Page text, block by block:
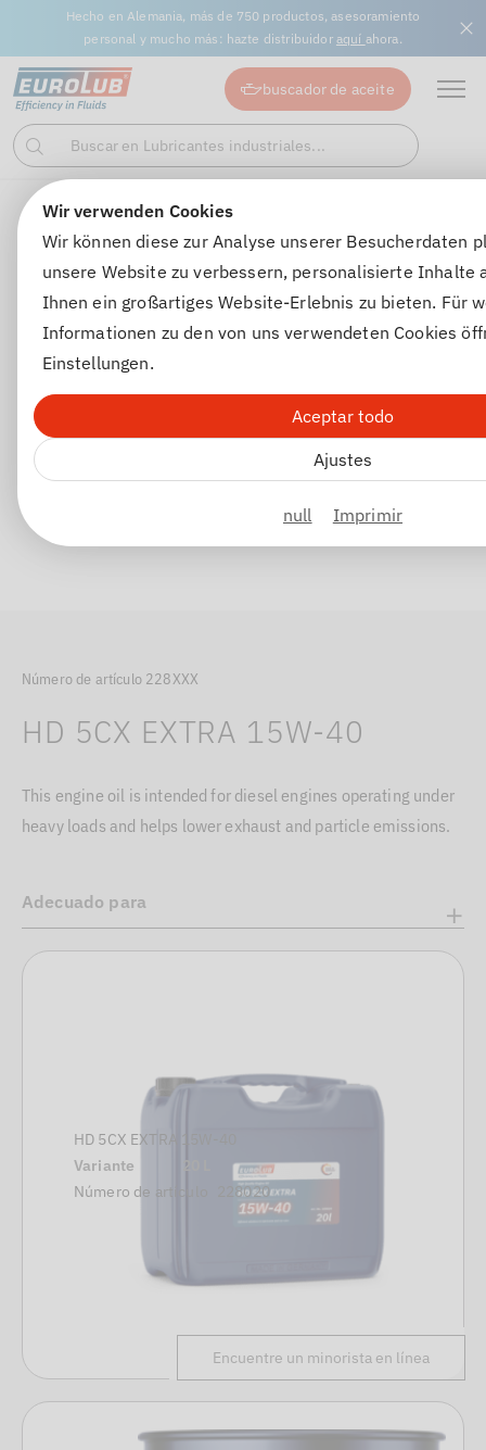
Wir verwenden Cookies
Wir können diese zur Analyse unserer Besucherdaten
unsere Website zu verbessern, personalisierte Inhalte
Ihnen ein großartiges Website-Erlebnis zu bieten. Für
Informationen zu den von uns verwendeten Cookies
Einstellungen.
Aceptar todo
Ajustes
null Imprimir
Hecho en Alemania, más de 750 productos, asesoramiento
personal y mucho más: hazte distribuidor aquí ahora.
buscador de aceite
Buscar
en
Buscar en Lubricantes industriales...
Aceites de motor Aceites de motor para vehículos
Número de artículo 228XXX
HD 5CX EXTRA 15W-40
This engine oil is intended for diesel engines operating under
heavy loads and helps lower exhaust and particle emissions.
Adecuado para
HD 5CX EXTRA 15W-40
Variante
Número de artículo
228020
Encuentre un minorista en línea